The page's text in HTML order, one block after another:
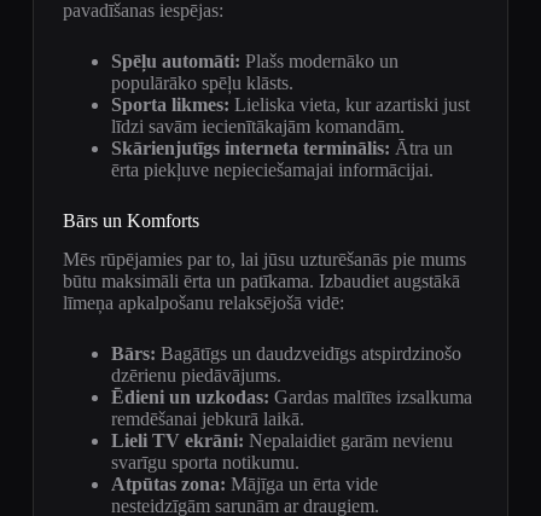
pavadīšanas iespējas:
Spēļu automāti: Plašs modernāko un
populārāko spēļu klāsts.
Sporta likmes: Lieliska vieta, kur azartiski just
līdzi savām iecienītākajām komandām.
Skārienjutīgs interneta terminālis: Ātra un
ērta piekļuve nepieciešamajai informācijai.
Bārs un Komforts
Mēs rūpējamies par to, lai jūsu uzturēšanās pie mums
būtu maksimāli ērta un patīkama. Izbaudiet augstākā
līmeņa apkalpošanu relaksējošā vidē:
Bārs: Bagātīgs un daudzveidīgs atspirdzinošo
dzērienu piedāvājums.
Ēdieni un uzkodas: Gardas maltītes izsalkuma
remdēšanai jebkurā laikā.
Lieli TV ekrāni: Nepalaidiet garām nevienu
svarīgu sporta notikumu.
Atpūtas zona: Mājīga un ērta vide
nesteidzīgām sarunām ar draugiem.